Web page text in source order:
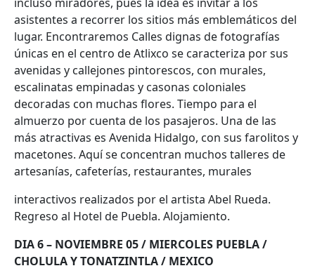
asistentes a recorrer los sitios más emblemáticos del
lugar. Encontraremos Calles dignas de fotografías
únicas en el centro de Atlixco se caracteriza por sus
avenidas y callejones pintorescos, con murales,
escalinatas empinadas y casonas coloniales
decoradas con muchas flores. Tiempo para el
almuerzo por cuenta de los pasajeros. Una de las
más atractivas es Avenida Hidalgo, con sus farolitos y
macetones. Aquí se concentran muchos talleres de
artesanías, cafeterías, restaurantes, murales
interactivos realizados por el artista Abel Rueda.
Regreso al Hotel de Puebla. Alojamiento.
DIA 6 – NOVIEMBRE 05 / MIERCOLES PUEBLA /
CHOLULA Y TONATZINTLA / MEXICO